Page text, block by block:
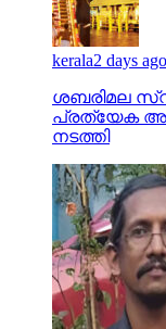
kerala2 days ago
ശബരിമല
പ്രത്യേക
നടത്തി